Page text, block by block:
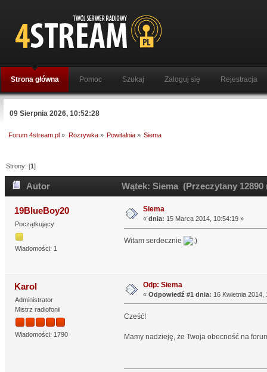
Strona główna Pomoc Szukaj Zaloguj się Rejestracja
09 Sierpnia 2026, 10:52:28
Forum 4stream.pl » Rozrywka» Powitalnia» Siema
Strony: [1]
Autor Wątek: Siema (Przeczytany 12890
19BlueBoy20
Początkujący
Wiadomości: 1
Siema
« dnia: 15 Marca 2014, 10:54:19 »
Witam serdecznie
Karol
Administrator
Mistrz radiofonii
Wiadomości: 1790
Odp: Siema
« Odpowiedź #1 dnia: 16 Kwietnia 2014,
Cześć!
Mamy nadzieję, że Twoja obecność na